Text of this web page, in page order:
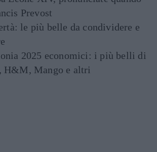
Prevost
le più belle da condividere e
2025 economici: i più belli di
H&M, Mango e altri